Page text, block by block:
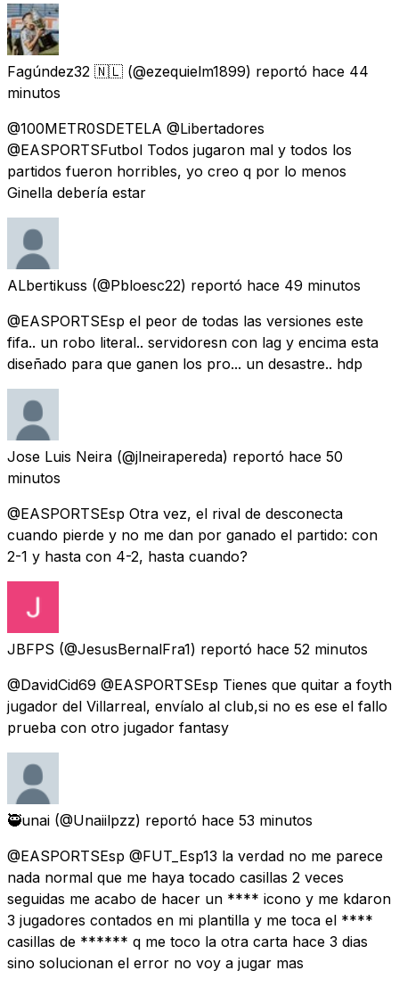
Fagúndez32 🇳🇱 (@ezequielm1899) reportó hace 44
minutos
@100METR0SDETELA @Libertadores
@EASPORTSFutbol Todos jugaron mal y todos los
partidos fueron horribles, yo creo q por lo menos
Ginella debería estar
ALbertikuss (@Pbloesc22) reportó hace 49 minutos
@EASPORTSEsp el peor de todas las versiones este
fifa.. un robo literal.. servidoresn con lag y encima esta
diseñado para que ganen los pro... un desastre.. hdp
Jose Luis Neira (@jlneirapereda) reportó hace 50
minutos
@EASPORTSEsp Otra vez, el rival de desconecta
cuando pierde y no me dan por ganado el partido: con
2-1 y hasta con 4-2, hasta cuando?
JBFPS (@JesusBernalFra1) reportó hace 52 minutos
@DavidCid69 @EASPORTSEsp Tienes que quitar a foyth
jugador del Villarreal, envíalo al club,si no es ese el fallo
prueba con otro jugador fantasy
🥷unai (@Unaiilpzz) reportó hace 53 minutos
@EASPORTSEsp @FUT_Esp13 la verdad no me parece
nada normal que me haya tocado casillas 2 veces
seguidas me acabo de hacer un **** icono y me kdaron
3 jugadores contados en mi plantilla y me toca el ****
casillas de ****** q me toco la otra carta hace 3 dias
sino solucionan el error no voy a jugar mas